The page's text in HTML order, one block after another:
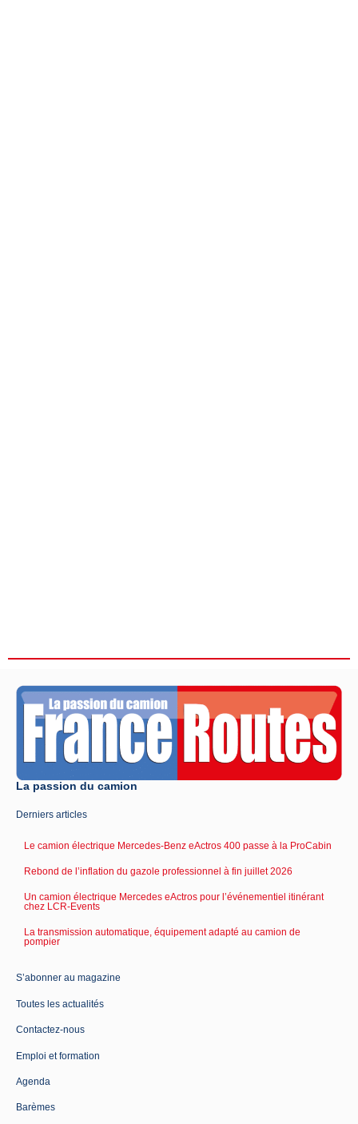
La passion du camion
Derniers articles
Le camion électrique Mercedes-Benz eActros 400 passe à la ProCabin
Rebond de l’inflation du gazole professionnel à fin juillet 2026
Un camion électrique Mercedes eActros pour l’événementiel itinérant
chez LCR-Events
La transmission automatique, équipement adapté au camion de
pompier
S’abonner au magazine
Toutes les actualités
Contactez-nous
Emploi et formation
Agenda
Barèmes